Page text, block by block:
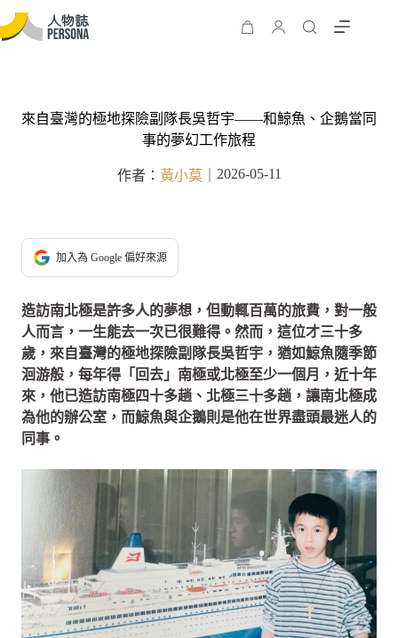
來自臺灣的極地探險副隊長吳哲宇——和鯨魚、企鵝當同
事的夢幻工作旅程
作者： 黃小莫 2026-05-11
加入為 Google 偏好來源
造訪南北極是許多人的夢想，但動輒百萬的旅費，對一般
人而言，一生能去一次已很難得。然而，這位才三十多
歲，來自臺灣的極地探險副隊長吳哲宇，猶如鯨魚隨季節
洄游般，每年得「回去」南極或北極至少一個月，近十年
來，他已造訪南極四十多趟、北極三十多趟，讓南北極成
為他的辦公室，而鯨魚與企鵝則是他在世界盡頭最迷人的
同事。